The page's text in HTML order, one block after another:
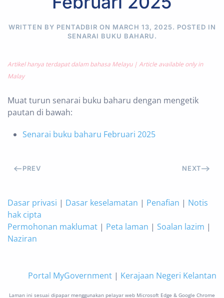
WRITTEN BY PENTADBIR ON MARCH 13, 2025. POSTED IN
SENARAI BUKU BAHARU.
Artikel hanya terdapat dalam bahasa Melayu | Article available only in
Malay
Muat turun senarai buku baharu dengan mengetik
pautan di bawah:
Senarai buku baharu Februari 2025
PREV NEXT
Dasar privasi | Dasar keselamatan | Penafian | Notis
hak cipta
Permohonan maklumat | Peta laman | Soalan lazim |
Naziran
Portal MyGovernment | Kerajaan Negeri Kelantan
Laman ini sesuai dipapar menggunakan pelayar web Microsoft Edge & Google Chrome